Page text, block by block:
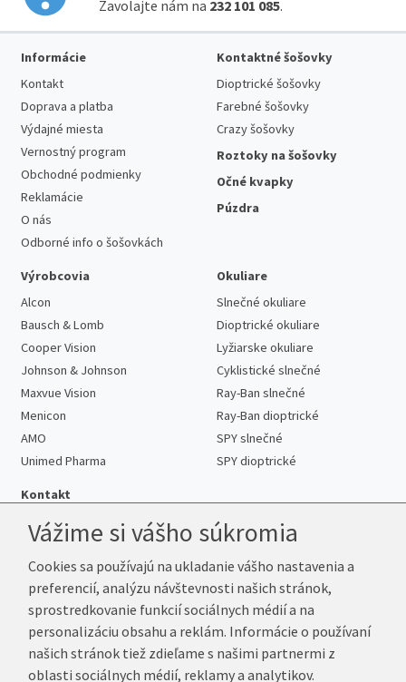
Zavolajte nám na 232 101 085.
Informácie
Kontakt
Doprava a platba
Výdajné miesta
Vernostný program
Obchodné podmienky
Reklamácie
O nás
Odborné info o šošovkách
Kontaktné šošovky
Dioptrické šošovky
Farebné šošovky
Crazy šošovky
Roztoky na šošovky
Očné kvapky
Púzdra
Výrobcovia
Alcon
Bausch & Lomb
Cooper Vision
Johnson & Johnson
Maxvue Vision
Menicon
AMO
Unimed Pharma
Okuliare
Slnečné okuliare
Dioptrické okuliare
Lyžiarske okuliare
Cyklistické slnečné
Ray-Ban slnečné
Ray-Ban dioptrické
SPY slnečné
SPY dioptrické
Kontakt
Telefón:+421 222 205 863
E-mail:info@kup-sosovky.sk
Reklamačná adresa
Andrea Votavová
Revoluční 1017
Vážime si vášho súkromia
Cookies sa používajú na ukladanie vášho nastavenia a
preferencií, analýzu návštevnosti našich stránok,
sprostredkovanie funkcií sociálnych médií a na
personalizáciu obsahu a reklám. Informácie o používaní
našich stránok tiež zdieľame s našimi partnermi z
oblasti sociálnych médií, reklamy a analytikov.